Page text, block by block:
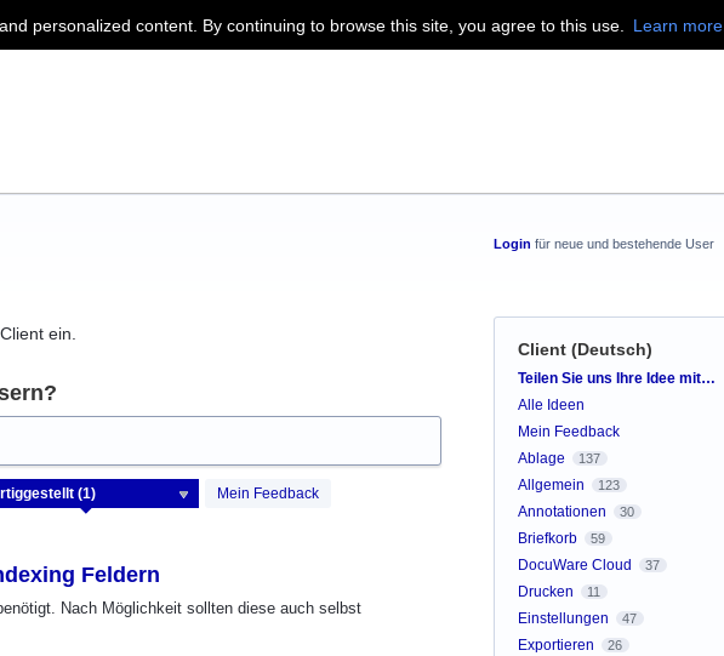
personalized content. By continuing to browse this site, you agree to this use. Learn more.
ein.
Mein Feedback
Feldern
Nach Möglichkeit sollten diese auch selbst
Login für neue und bestehende User
Client (Deutsch)
Kategorien
Teilen Sie uns Ihre Idee mit…
Alle Ideen
Mein Feedback
Ablage
137
Allgemein 123
Annotationen 30
Briefkorb 59
DocuWare Cloud 37
Drucken 11
Einstellungen 47
Exportieren 26